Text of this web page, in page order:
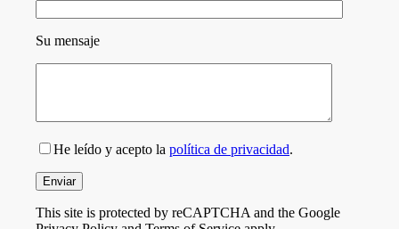
Su mensaje
He leído y acepto la política de privacidad.
This site is protected by reCAPTCHA and the Google